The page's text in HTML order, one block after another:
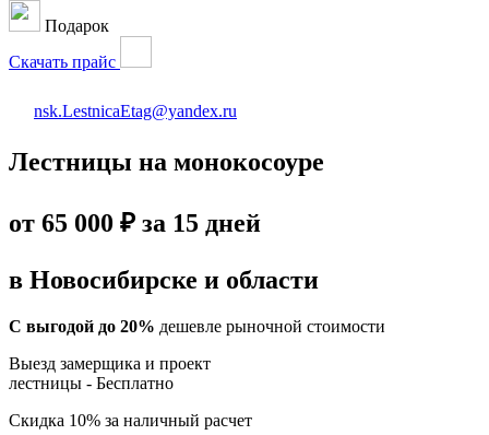
Подарок
Скачать прайс
nsk.LestnicaEtag@yandex.ru
Лестницы на монокосоуре
от 65 000 ₽ за 15 дней
в Новосибирске и области
С выгодой до 20% дешевле рыночной стоимости
Выезд замерщика и проект
лестницы - Бесплатно
Скидка 10% за наличный расчет